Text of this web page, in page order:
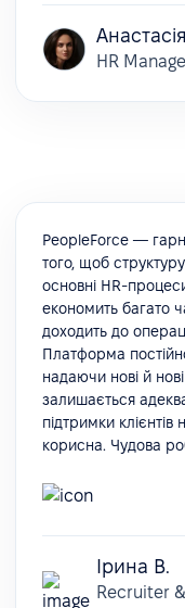
HR
PeopleForce —
того, щоб
основні HR-
економить багато
доходить до
Платформа
надаючи нові й
залишається
підтримки
корисна. Чудова
Ірина В.
Recruiter